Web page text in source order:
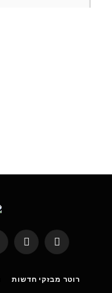
RSS
Threads
רוטר מבזקי חדשות